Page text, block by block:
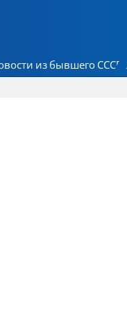
из бывшего СССР